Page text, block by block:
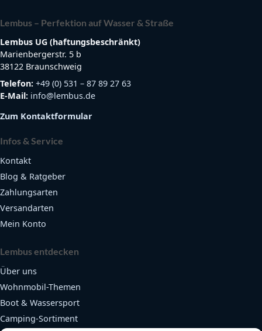
Lembus – Perfektion auf Wasser & Straße
Lembus UG (haftungsbeschränkt)
Marienbergerstr. 5 b
38122 Braunschweig
Telefon: +49 (0) 531 – 87 89 27 63
E-Mail: info@lembus.de
Zum Kontaktformular
Infos & Service
Kontakt
Blog & Ratgeber
Zahlungsarten
Versandarten
Mein Konto
Lembus entdecken
Über uns
Wohnmobil-Themen
Boot & Wassersport
Camping-Sortiment